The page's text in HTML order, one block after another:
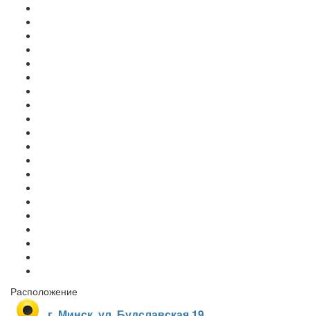
Расположение